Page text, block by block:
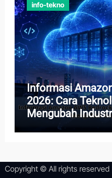
info-tekno
Informasi
2026: Cara
Mengubah
Copyright © All rights reserved